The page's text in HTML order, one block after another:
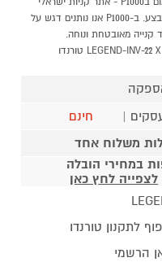
בטוח, משתלם ונוח המציע מוצרים מומלצים במבצע. ב-P1000 אנו נותנים דגש על
קנייה מאובטחת ונוחה.
אצלנו, קניות באינטרנט של מזגן עילי LEGEND-INV-22 X WIFI EU טורנדו
חינם
במחירי הובלה
לצפייה לחץ כאן
הרשמי